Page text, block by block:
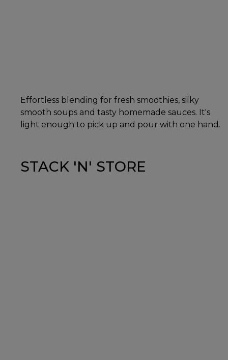
Effortless blending for fresh smoothies, silky
smooth soups and tasty homemade sauces. It's
light enough to pick up and pour with one hand.
STACK 'N' STORE